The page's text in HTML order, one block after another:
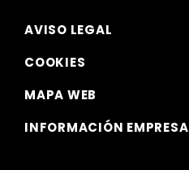
AVISO LEGAL
COOKIES
MAPA WEB
INFORMACIÓN EMPRESA